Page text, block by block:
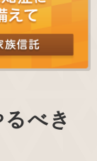
べき